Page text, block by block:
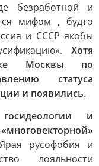
безработной и
мифом , будто
и СССР якобы
Хотя
Москвы по
статуса
и появились.
и
русофобия и
лояльности